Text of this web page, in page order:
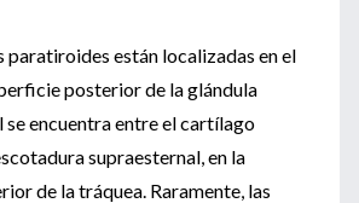
paratiroides están localizadas en el
posterior de la glándula
se encuentra entre el cartílago
supraesternal, en la
de la tráquea. Raramente, las